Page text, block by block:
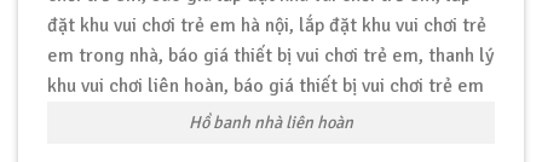
Hồ banh nhà liên hoàn